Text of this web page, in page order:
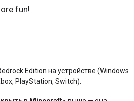
fun!
Edition на устройстве (Windows
PlayStation, Switch).